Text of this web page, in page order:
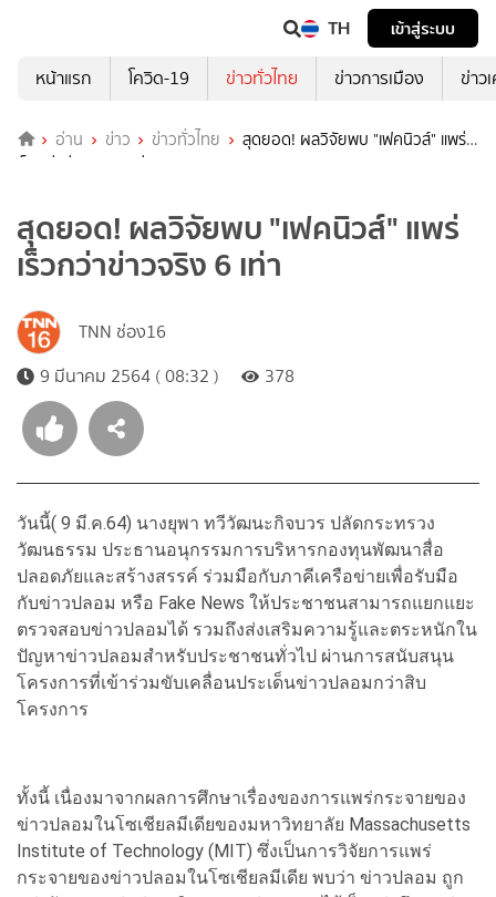
TH
เข้าสู่ระบบ
หน้าแรก
โควิด-19 ข่าวทั่วไทย ข่าวการเมือง ข่าว
อ่าน ข่าว ข่าวทั่วไทย
สุดยอด! ผลวิจัยพบ "เฟคนิวส์" แพร่
เร็วกว่าข่าวจริง 6 เท่า
สุดยอด! ผลวิจัยพบ "เฟคนิวส์" แพร่
เร็วกว่าข่าวจริง 6 เท่า
TNN ช่อง16
9 มีนาคม 2564 ( 08:32 )
378
วันนี้( 9 มี.ค.64) นางยุพา ทวีวัฒนะกิจบวร ปลัดกระทรวง
วัฒนธรรม ประธานอนุกรรมการบริหารกองทุนพัฒนาสื่อ
ปลอดภัยและสร้างสรรค์ ร่วมมือกับภาคีเครือข่ายเพื่อรับมือ
กับข่าวปลอม หรือ Fake News ให้ประชาชนสามารถแยกแยะ
ตรวจสอบข่าวปลอมได้ รวมถึงส่งเสริมความรู้และตระหนักใน
ปัญหาข่าวปลอมสำหรับประชาชนทั่วไป ผ่านการสนับสนุน
โครงการที่เข้าร่วมขับเคลื่อนประเด็นข่าวปลอมกว่าสิบ
โครงการ
ทั้งนี้ เนื่องมาจากผลการศึกษาเรื่องของการแพร่กระจายของ
ข่าวปลอมในโซเชียลมีเดียของมหาวิทยาลัย Massachusetts
Institute of Technology (MIT) ซึ่งเป็นการวิจัยการแพร่
กระจายของข่าวปลอมในโซเชียลมีเดีย พบว่า ข่าวปลอม ถูก